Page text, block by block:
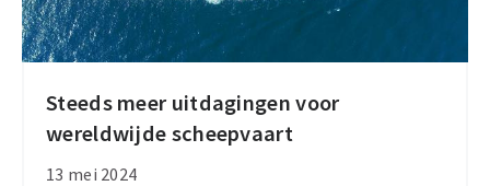
logistiek
Steeds meer uitdagingen voor
wereldwijde scheepvaart
13 mei 2024
Steeds
meer
uitdagingen